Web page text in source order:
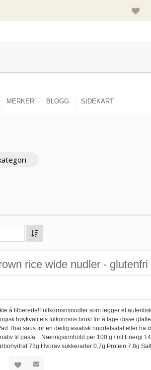
MERKER BLOGG SIDEKART
rice wide nudler - glutenfri
å tilberede!Fullkornsrisnudler som legger et
høykvalitets fulkornsris brukt for å lage disse
Thai saus for en deilig asiatisk nuddelsalat eller ha
til pasta. Næringsinnhold per 100 g / ml Energi
73g Hvorav sukkerarter 0,7g Protein 7,8g